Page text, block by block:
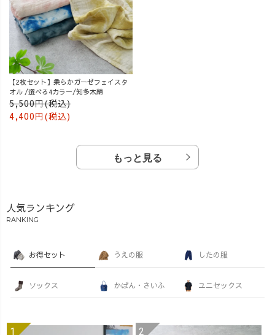
【2枚セット】柔らかガーゼフェイスタ
オル /選べる4カラー/知多木綿
5,500円(税込)
4,400円(税込)
もっと見る
人気ランキング
RANKING
お得セット うえの服 したの服
ソックス かばん・さいふ ユニセックス